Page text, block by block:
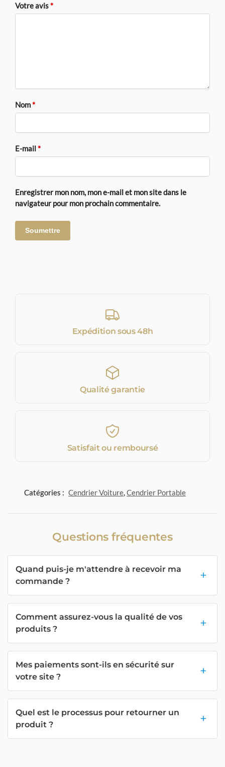
Votre avis*
Nom*
E-mail*
Enregistrer mon nom, mon e-mail et mon site dans le
navigateur pour mon prochain commentaire.
Expédition sous 48h
Qualité garantie
Satisfait ou remboursé
Catégories : Cendrier Voiture,Cendrier Portable
Questions fréquentes
Quand puis-je m'attendre à recevoir ma
commande ?
Comment assurez-vous la qualité de vos
produits ?
Mes paiements sont-ils en sécurité sur
votre site ?
Quel est le processus pour retourner un
produit ?